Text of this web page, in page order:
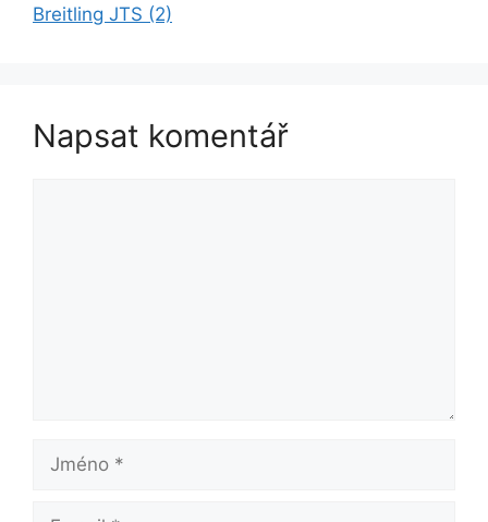
Breitling JTS (2)
Napsat komentář
Jméno